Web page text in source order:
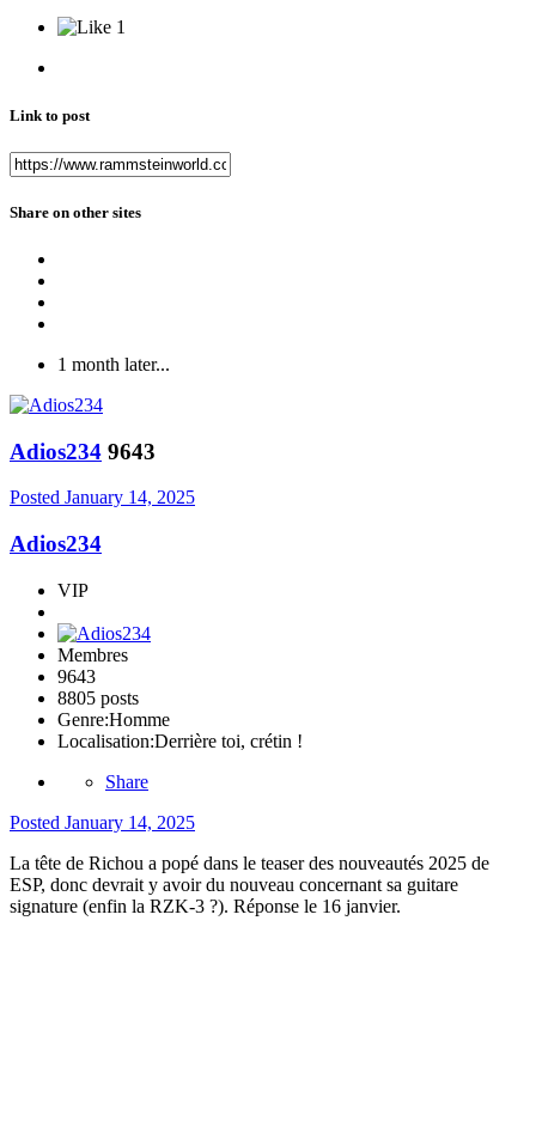
1
Link to post
Share on other sites
1 month later...
Adios234 9643
Posted January 14, 2025
Adios234
VIP
Membres
9643
8805 posts
Genre:Homme
Localisation:Derrière toi, crétin !
Share
Posted January 14, 2025
La tête de Richou a popé dans le teaser des nouveautés 2025 de
ESP, donc devrait y avoir du nouveau concernant sa guitare
signature (enfin la RZK-3 ?). Réponse le 16 janvier.